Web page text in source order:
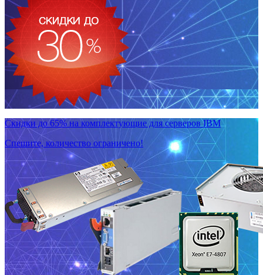
Скидки до 65% на комплектующие для серверов IBM
Спешите, количество ограничено!